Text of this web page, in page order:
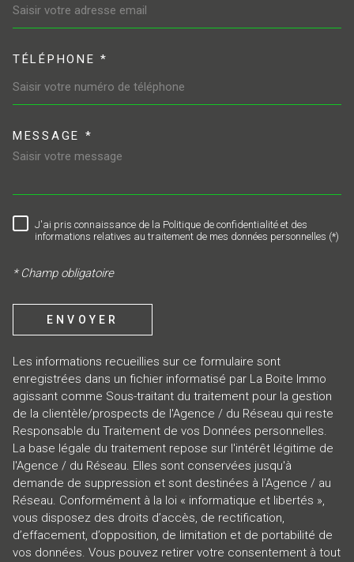
TÉLÉPHONE *
MESSAGE *
RÈGLEMENTATION
J'ai pris connaissance de la Politique de confidentialité et des
informations relatives au traitement de mes données personnelles (*)
* Champ obligatoire
ENVOYER
Les informations recueillies sur ce formulaire sont
enregistrées dans un fichier informatisé par La Boite Immo
agissant comme Sous-traitant du traitement pour la gestion
de la clientèle/prospects de l'Agence / du Réseau qui reste
Responsable du Traitement de vos Données personnelles.
La base légale du traitement repose sur l'intérêt légitime de
l'Agence / du Réseau. Elles sont conservées jusqu'à
demande de suppression et sont destinées à l'Agence / au
Réseau. Conformément à la loi « informatique et libertés »,
vous disposez des droits d’accès, de rectification,
d’effacement, d’opposition, de limitation et de portabilité de
vos données. Vous pouvez retirer votre consentement à tout